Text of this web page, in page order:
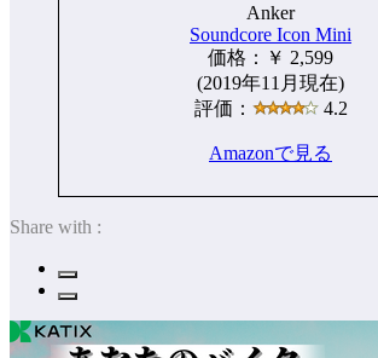
Anker
Soundcore Icon Mini
価格：￥ 2,599
(2019年11月現在)
評価：
4.2
Amazonで見る
Share with :